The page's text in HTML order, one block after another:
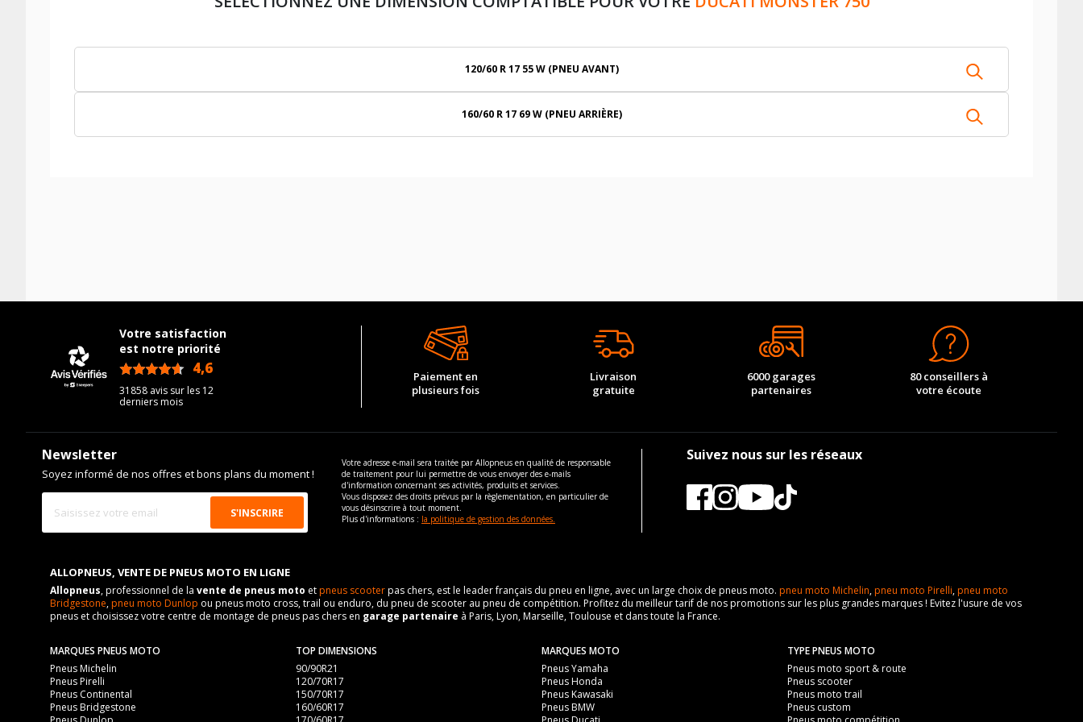
120/60 R 17 55 W (PNEU AVANT)
160/60 R 17 69 W (PNEU ARRIÈRE)
Votre satisfaction
est notre priorité
4,6
31858 avis sur les 12
derniers mois
Paiement en
plusieurs fois
Livraison
gratuite
6000 garages
partenaires
80 conseillers à
votre écoute
Newsletter
Soyez informé de nos offres et bons plans du moment !
Votre adresse e-mail sera traitée par Allopneus en qualité de responsable
de traitement pour lui permettre de vous envoyer des e-mails
d'information concernant ses activités, produits et services.
Vous disposez des droits prévus par la règlementation, en particulier de
vous désinscrire à tout moment.
Plus d'informations : la politique de gestion des données.
Suivez nous sur les réseaux
ALLOPNEUS, VENTE DE PNEUS MOTO EN LIGNE
Allopneus, professionnel de la vente de pneus moto etpneus scooterpas chers, est le leader français du pneu en ligne, avec un large choix de pneus moto. pneu moto Michelin,pneu moto Pirelli,pneu moto
Bridgestone,pneu moto Dunlop ou pneus moto cross, trail ou enduro, du pneu de scooter au pneu de compétition. Profitez du meilleur tarif de nos promotions sur les plus grandes marques ! Evitez l'usure de vos
pneus et choisissez votre centre de montage de pneus pas chers en garage partenaire à Paris, Lyon, Marseille, Toulouse et dans toute la France.
MARQUES PNEUS MOTO
Pneus Michelin
Pneus Pirelli
Pneus Continental
Pneus Bridgestone
TOP DIMENSIONS
90/90R21
120/70R17
150/70R17
160/60R17
MARQUES MOTO
Pneus Yamaha
Pneus Honda
Pneus Kawasaki
Pneus BMW
TYPE PNEUS MOTO
Pneus moto sport & route
Pneus scooter
Pneus moto trail
Pneus custom